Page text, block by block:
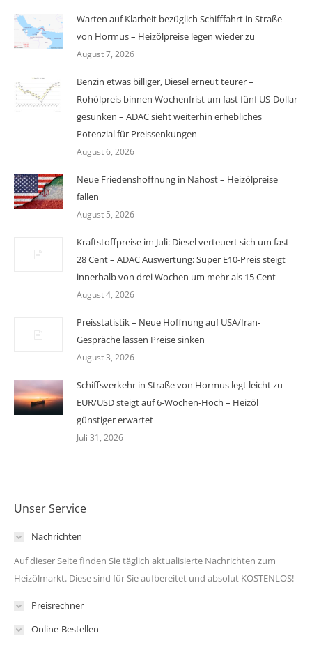
Warten auf Klarheit bezüglich Schifffahrt in Straße
von Hormus – Heizölpreise legen wieder zu
August 7, 2026
Benzin etwas billiger, Diesel erneut teurer –
Rohölpreis binnen Wochenfrist um fast fünf US-Dollar
gesunken – ADAC sieht weiterhin erhebliches
Potenzial für Preissenkungen
August 6, 2026
Neue Friedenshoffnung in Nahost – Heizölpreise
fallen
August 5, 2026
Kraftstoffpreise im Juli: Diesel verteuert sich um fast
28 Cent – ADAC Auswertung: Super E10-Preis steigt
innerhalb von drei Wochen um mehr als 15 Cent
August 4, 2026
Preisstatistik – Neue Hoffnung auf USA/Iran-
Gespräche lassen Preise sinken
August 3, 2026
Schiffsverkehr in Straße von Hormus legt leicht zu –
EUR/USD steigt auf 6-Wochen-Hoch – Heizöl
günstiger erwartet
Juli 31, 2026
Unser Service
Nachrichten
Auf dieser Seite finden Sie täglich aktualisierte Nachrichten zum
Heizölmarkt. Diese sind für Sie aufbereitet und absolut KOSTENLOS!
Preisrechner
Online-Bestellen